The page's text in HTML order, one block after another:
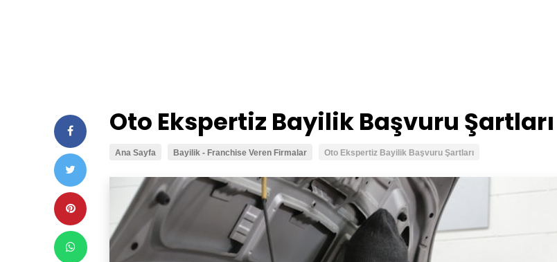
Oto Ekspertiz Bayilik Başvuru Şartları
Ana Sayfa Bayilik - Franchise Veren Firmalar Oto Ekspertiz Bayilik Başvuru Şartları